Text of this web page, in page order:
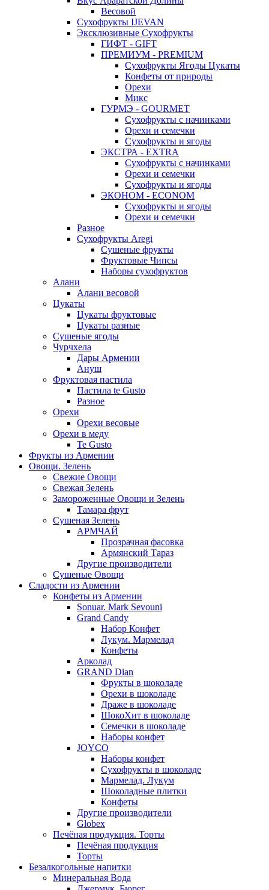
Весовой
Сухофрукты IJEVAN
Эксклюзивные Сухофрукты
ГИФТ - GIFT
ПРЕМИУМ - PREMIUM
Сухофрукты Ягоды Цукаты
Конфеты от природы
Орехи
Микс
ГУРМЭ - GOURMET
Сухофрукты с начинками
Орехи и семечки
Сухофрукты и ягоды
ЭКСТРА - EXTRA
Сухофрукты с начинками
Орехи и семечки
Сухофрукты и ягоды
ЭКОНОМ - ECONOM
Сухофрукты и ягоды
Орехи и семечки
Разное
Сухофрукты Aregi
Сушеные фрукты
Фруктовые Чипсы
Наборы сухофруктов
Алани
Алани весовой
Цукаты
Цукаты фруктовые
Цукаты разные
Сушеные ягоды
Чурчхела
Дары Армении
Ануш
Фруктовая пастила
Пастила te Gusto
Разное
Орехи
Орехи весовые
Орехи в меду
Te Gusto
Фрукты из Армении
Овощи. Зелень
Свежие Овощи
Свежая Зелень
Замороженные Овощи и Зелень
Тамара фрут
Сушеная Зелень
АРМЧАЙ
Прозрачная фасовка
Армянский Тараз
Другие производители
Сушеные Овощи
Сладости из Армении
Конфеты из Армении
Sonuar. Mark Sevouni
Grand Candy
Набор Конфет
Лукум. Мармелад
Конфеты
Арколад
GRAND Dian
Фрукты в шоколаде
Орехи в шоколаде
Драже в шоколаде
ШокоХит в шоколаде
Семечки в шоколаде
Наборы конфет
JOYCO
Наборы конфет
Сухофрукты в шоколаде
Мармелад. Лукум
Шоколадные плитки
Конфеты
Другие производители
Globex
Печёная продукция. Торты
Печёная продукция
Торты
Безалкогольные напитки
Минеральная Вода